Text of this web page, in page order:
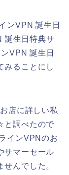
ンVPN 誕生日
誕生日特典サ
VPN 誕生日
みることにし
店に詳しい私
と調べたので
インVPNのお
サマーセール
んでした。